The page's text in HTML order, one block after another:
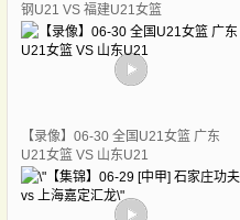
钢U21 VS 福建U21女篮
【录像】06-30 全国U21女篮 广东
U21女篮 VS 山东U21